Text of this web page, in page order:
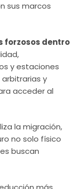
sus marcos
forzosos dentro
y estaciones
y
acceder al
la migración,
no solo físico
buscan